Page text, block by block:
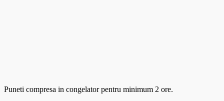
Puneti compresa in congelator pentru minimum 2 ore.